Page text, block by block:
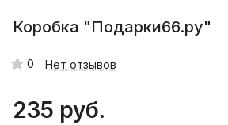
Коробка "Подарки66.ру"
0 Нет отзывов
235 руб.